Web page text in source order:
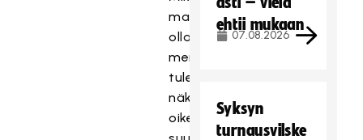
mahtaisi
olla
menestyksellisen
tulevaisuuden
näkökulmasta
oikea
ehtii mukaan
07.08.2026
Syksyn
turnausvilske